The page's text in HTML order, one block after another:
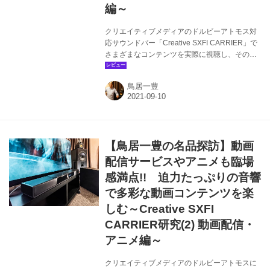
編～
クリエイティブメディアのドルビーアトモス対
応サウンドバー「Creative SXFI CARRIER」で
さまざまなコンテンツを実際に視聴し、その魅
力を紹介するシリーズ第3回。最終回となる今回
い映画と音楽を題材として、Creative SXFI
CARRIERの魅力を紹介したい。 サウンドバー
Laboratoriesと共同開発を行なったサウンドバ
ー。サウンドバー本体には7基のスピーカーユニ
ットが...
鳥居一豊
【鳥居一豊の名品探訪】動画
配信サービスやアニメも臨場
感満点!! 迫力たっぷりの音響
で多彩な動画コンテンツを楽
しむ～Creative SXFI
CARRIER研究(2) 動画配信・
アニメ編～
クリエイティブメディアのドルビーアトモスに